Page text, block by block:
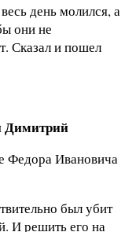
день молился, а
они не
Сказал и пошел
Димитрий
Федора Ивановича
был убит
И решить его на